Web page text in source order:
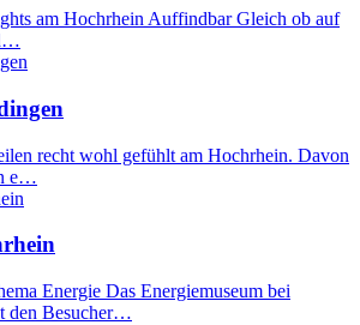
am Hochrhein Auffindbar Gleich ob auf
recht wohl gefühlt am Hochrhein. Davon
e…
Energie Das Energiemuseum bei
den Besucher…